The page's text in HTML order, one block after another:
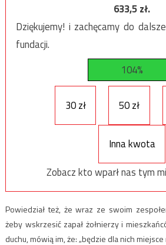
633,5zł.
Dziękujemy! i zachęcamy do
fundacji.
104%
30 zł 50 zł
Inna kwota
Zobacz kto wparł nas tym
Powiedział też, że wraz ze swoim
żeby wskrzesić zapał żołnierzy i
duchu, mówią im, że: „będzie dla nich